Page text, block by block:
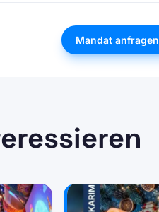
Mandat anfragen